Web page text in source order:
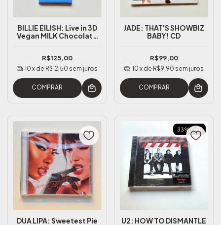
BILLIE EILISH: Live in 3D
Vegan MILK Chocolate
R$125,00
10 x de R$12,50 sem juros
COMPRAR
JADE: THAT'S SHOWBIZ
BABY! CD
R$99,00
10 x de R$9,90 sem juros
COMPRAR
DUA LIPA: Sweetest Pie
33%OFF
U2: HOW TO DISMANTLE